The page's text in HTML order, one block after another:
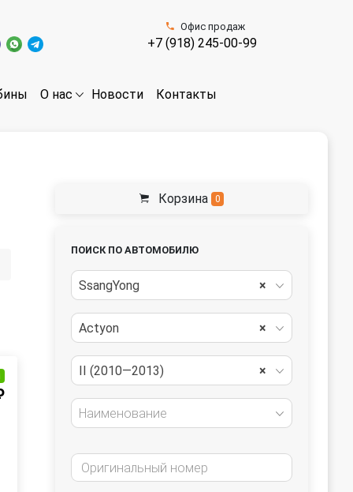
Офис продаж
+7 (918) 245-00-99
О нас Новости Контакты
Корзина 0
ПОИСК ПО АВТОМОБИЛЮ
×
SsangYong
×
Actyon
×
II (2010—2013)
Наименование